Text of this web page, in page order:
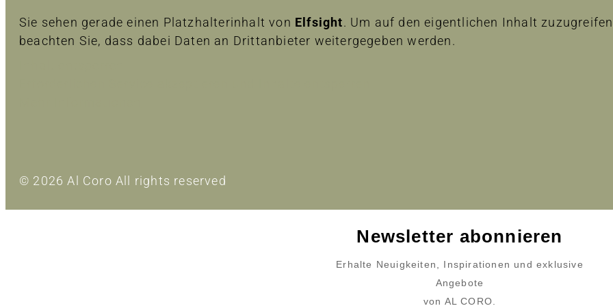
Sie sehen gerade einen Platzhalterinhalt von Elfsight. Um auf den eigentlichen Inhalt
beachten Sie, dass dabei Daten an Drittanbieter weitergegeben werden.
© 2026 Al Coro All rights reserved
Newsletter abonnieren
Erhalte Neuigkeiten, Inspirationen und exklusive
Angebote
von AL CORO.